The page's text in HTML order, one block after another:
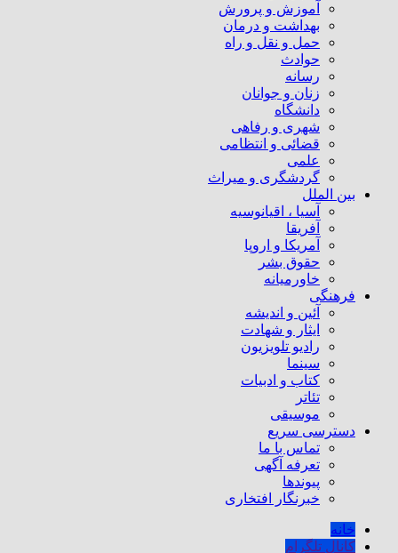
آموزش و پرورش
بهداشت و درمان
حمل و نقل و راه
حوادث
رسانه
زنان و جوانان
دانشگاه
شهری و رفاهی
قضائی و انتظامی
علمی
گردشگری و میراث
بین الملل
آسیا ، اقیانوسیه
آفریقا
آمریکا و اروپا
حقوق بشر
خاورمیانه
فرهنگی
آئین و اندیشه
ایثار و شهادت
رادیو تلویزیون
سینما
کتاب و ادبیات
تئاتر
موسیقی
دسترسی سریع
تماس با ما
تعرفه آگهی
پیوندها
خبرنگار افتخاری
خانه
کانال تلگرام